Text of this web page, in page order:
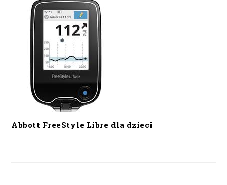
Abbott FreeStyle Libre dla dzieci